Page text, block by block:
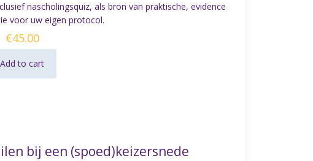
nascholingsquiz, als bron van praktische, evidence
voor uw eigen protocol.
€45.00
Add to cart
bij een (spoed)keizersnede